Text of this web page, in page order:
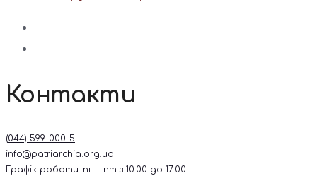
Контакти
(044) 599-000-5
info@patriarchia.org.ua
Графік роботи: пн – пт з 10:00 до 17:00